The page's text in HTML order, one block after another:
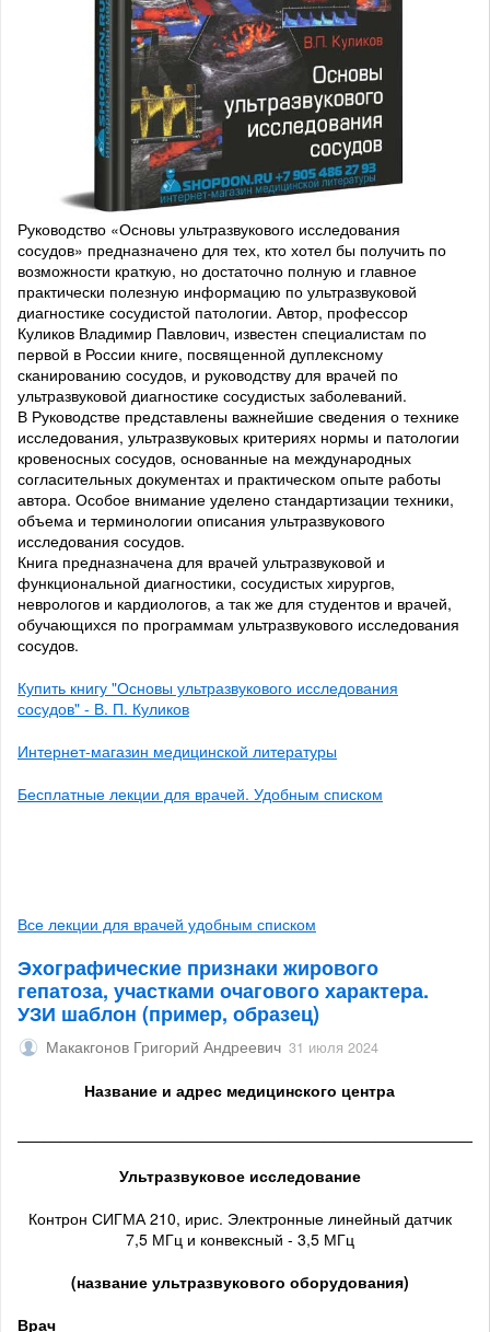
Руководство «Основы ультразвукового исследования
сосудов» предназначено для тех, кто хотел бы получить по
возможности краткую, но достаточно полную и главное
практически полезную информацию по ультразвуковой
диагностике сосудистой патологии. Автор, профессор
Куликов Владимир Павлович, известен специалистам по
первой в России книге, посвященной дуплексному
сканированию сосудов, и руководству для врачей по
ультразвуковой диагностике сосудистых заболеваний.
В Руководстве представлены важнейшие сведения о технике
исследования, ультразвуковых критериях нормы и патологии
кровеносных сосудов, основанные на международных
согласительных документах и практическом опыте работы
автора. Особое внимание уделено стандартизации техники,
объема и терминологии описания ультразвукового
исследования сосудов.
Книга предназначена для врачей ультразвуковой и
функциональной диагностики, сосудистых хирургов,
неврологов и кардиологов, а так же для студентов и врачей,
обучающихся по программам ультразвукового исследования
сосудов.
Купить книгу "Основы ультразвукового исследования
сосудов" - В. П. Куликов
Интернет-магазин медицинской литературы
Бесплатные лекции для врачей. Удобным списком
Все лекции для врачей удобным списком
Эхографические признаки жирового
гепатоза, участками очагового характера.
УЗИ шаблон (пример, образец)
Макакгонов Григорий Андреевич 31 июля 2024
Название и адрес медицинского центра
Ультразвуковое исследование
Контрон СИГМА 210, ирис. Электронные линейный датчик
7,5 МГц и конвексный - 3,5 МГц
(название ультразвукового оборудования)
Врач